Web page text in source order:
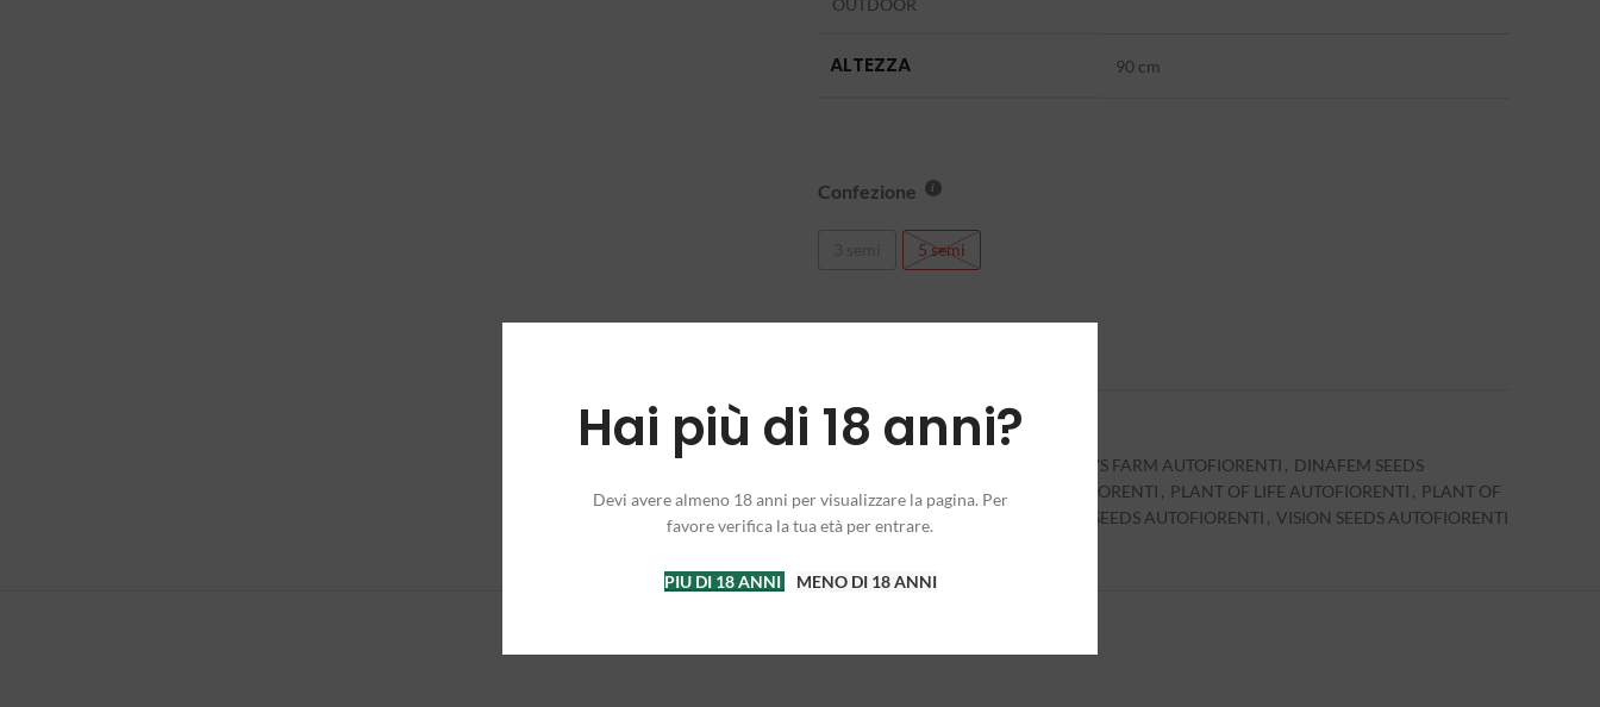
Hai più di 18 anni?
Devi avere almeno 18 anni per visualizzare la pagina. Per
favore verifica la tua età per entrare.
PIU DI 18 ANNI MENO DI 18 ANNI
OUTDOOR
ALTEZZA 90 cm
Confezione
5 semi
COD:N/A
BARNEY'S FARM AUTOFIORENTI , DINAFEM SEEDS
FEMMINIZZATI
FAST BUDS AUTOFIORENTI , PLANT OF LIFE AUTOFIORENTI , PLANT OF
LIFE FEMMINIZZATI
SWEET SEEDS AUTOFIORENTI , VISION SEEDS AUTOFIORENTI